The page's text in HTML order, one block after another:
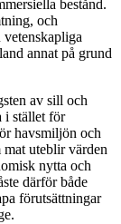
bestånd.
och
annat på grund
av sill och
i stället för
havsmiljön och
uteblir värden
nytta och
därför både
förutsättningar